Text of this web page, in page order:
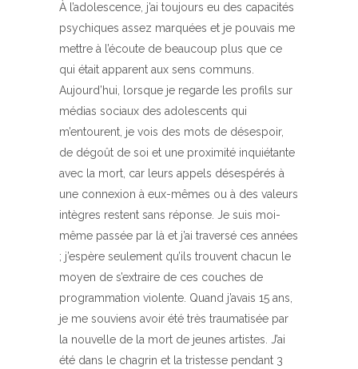
À l’adolescence, j’ai toujours eu des capacités
psychiques assez marquées et je pouvais me
mettre à l’écoute de beaucoup plus que ce
qui était apparent aux sens communs.
Aujourd’hui, lorsque je regarde les profils sur
médias sociaux des adolescents qui
m’entourent, je vois des mots de désespoir,
de dégoût de soi et une proximité inquiétante
avec la mort, car leurs appels désespérés à
une connexion à eux-mêmes ou à des valeurs
intègres restent sans réponse. Je suis moi-
même passée par là et j’ai traversé ces années
; j’espère seulement qu’ils trouvent chacun le
moyen de s’extraire de ces couches de
programmation violente. Quand j’avais 15 ans,
je me souviens avoir été très traumatisée par
la nouvelle de la mort de jeunes artistes. J’ai
été dans le chagrin et la tristesse pendant 3